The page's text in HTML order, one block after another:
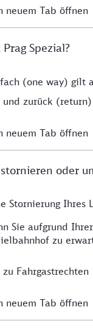
neuem Tab öffnen
Spezial?
(one way) gilt
und zurück
neuem Tab öffnen
oder
Stornierung
Sie aufgrund
zu
Fahrgastrechten
neuem Tab öffnen